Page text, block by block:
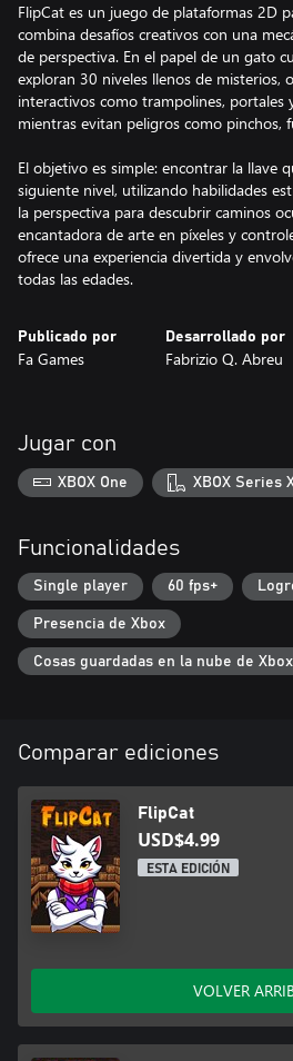
FlipCat es un juego de plataformas 2D
combina desafíos creativos con una
de perspectiva. En el papel de un gato
exploran 30 niveles llenos de misterios,
interactivos como trampolines, portales
mientras evitan peligros como pinchos,
El objetivo es simple: encontrar la llave
siguiente nivel, utilizando habilidades
la perspectiva para descubrir caminos
encantadora de arte en píxeles y
ofrece una experiencia divertida y
todas las edades.
Publicado por
Fa Games
Desarrollado por
Fabrizio Q. Abreu
Jugar con
XBOX One XBOX Series
Funcionalidades
Single player 60 fps+
Presencia de Xbox
Cosas guardadas en la nube de Xbox
Comparar ediciones
FlipCat
USD$4.99
ESTA EDICIÓN
VOLVER